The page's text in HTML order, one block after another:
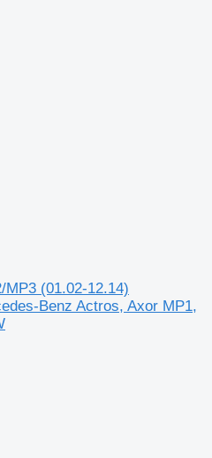
(01.02-12.14)
Benz Actros, Axor MP1,